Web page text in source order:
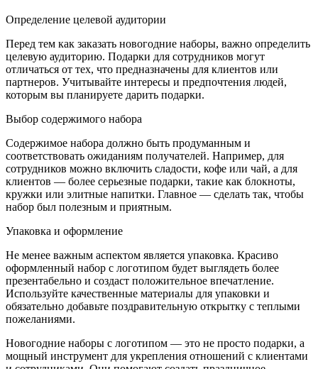
Определение целевой аудитории
Перед тем как заказать новогодние наборы, важно определить
целевую аудиторию. Подарки для сотрудников могут
отличаться от тех, что предназначены для клиентов или
партнеров. Учитывайте интересы и предпочтения людей,
которым вы планируете дарить подарки.
Выбор содержимого набора
Содержимое набора должно быть продуманным и
соответствовать ожиданиям получателей. Например, для
сотрудников можно включить сладости, кофе или чай, а для
клиентов — более серьезные подарки, такие как блокноты,
кружки или элитные напитки. Главное — сделать так, чтобы
набор был полезным и приятным.
Упаковка и оформление
Не менее важным аспектом является упаковка. Красиво
оформленный набор с логотипом будет выглядеть более
презентабельно и создаст положительное впечатление.
Используйте качественные материалы для упаковки и
обязательно добавьте поздравительную открытку с теплыми
пожеланиями.
Новогодние наборы с логотипом — это не просто подарки, а
мощный инструмент для укрепления отношений с клиентами